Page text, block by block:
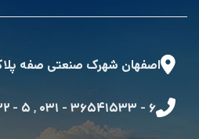
اصفهان شهرک صنعتی صفه پلاک
۶ - ۳۶۵۴۱۵۳۳ - ۰۳۱ , ۵ - ۳۱۳۱۱۵۳۲ - ۰۳۱